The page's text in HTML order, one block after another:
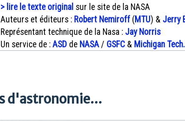
> lire le texte original sur le site de la NASA
Auteurs et éditeurs : Robert Nemiroff(MTU) & Jerry
Représentant technique de la Nasa : Jay Norris
Un service de : ASD de NASA / GSFC & Michigan
d'astronomie...